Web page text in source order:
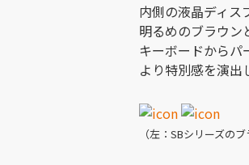
内側の液晶ディス
明るめのブラウン
キーボードからパ
より特別感を演出
（左：SBシリーズの